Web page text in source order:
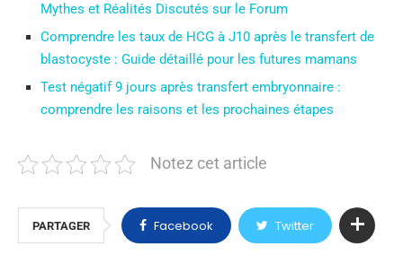
Mythes et Réalités Discutés sur le Forum
Comprendre les taux de HCG à J10 après le transfert de
blastocyste : Guide détaillé pour les futures mamans
Test négatif 9 jours après transfert embryonnaire :
comprendre les raisons et les prochaines étapes
Notez cet article
PARTAGER Facebook Twitter